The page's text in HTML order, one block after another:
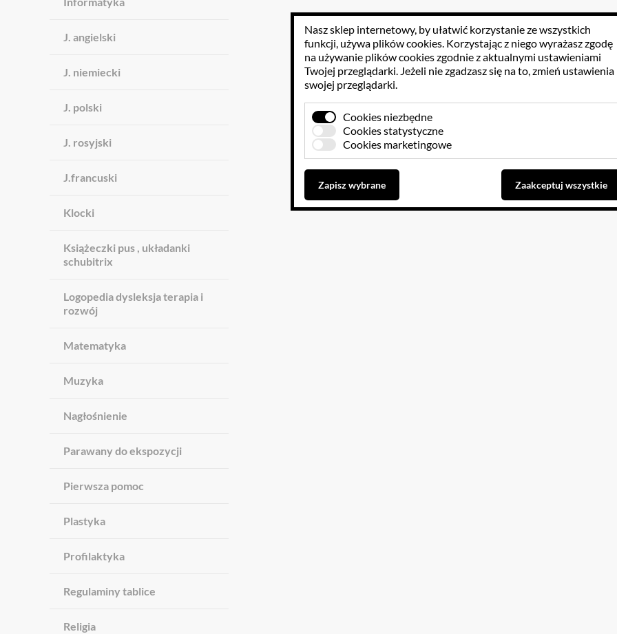
J. angielski
J. niemiecki
J. polski
J. rosyjski
J.francuski
Klocki
Książeczki pus , układanki
schubitrix
Logopedia dysleksja terapia i
rozwój
Matematyka
Muzyka
Nagłośnienie
Parawany do ekspozycji
Pierwsza pomoc
Plastyka
Profilaktyka
Regulaminy tablice
Religia
Nasz sklep internetowy, by ułatwić korzystanie ze wszystkich
funkcji, używa plików cookies. Korzystając z niego wyrażasz zgodę
na używanie plików cookies zgodnie z aktualnymi ustawieniami
Twojej przeglądarki. Jeżeli nie zgadzasz się na to, zmień ustawienia
swojej przeglądarki.
Cookies niezbędne
Cookies statystyczne
Cookies marketingowe
Zapisz wybrane Zaakceptuj wszystkie